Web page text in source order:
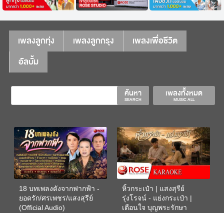
เพลงลูกทุ่ง เพลงลูกกรุง
เพลงเพื่อชีวิต
อัลบั้ม
เพลงทั้งหมด
MUSIC ALL
ค้นหา
SEARCH
18 บทเพลงดังจากฟากฟ้า -
ยอดรัก/ศรเพชร/แสงสุรีย์
(Official Audio)
หิ้วกระเป๋า | แสงสุรีย์
รุ่งโรจน์ - แย่งกระเป๋า |
เตือนใจ บุญพระรักษา